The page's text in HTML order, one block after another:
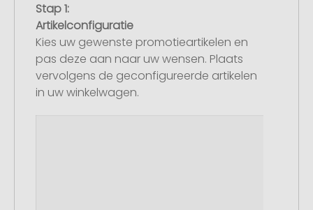
Stap 1:
Artikelconfiguratie
Kies uw gewenste promotieartikelen en
pas deze aan naar uw wensen. Plaats
vervolgens de geconfigureerde artikelen
in uw winkelwagen.